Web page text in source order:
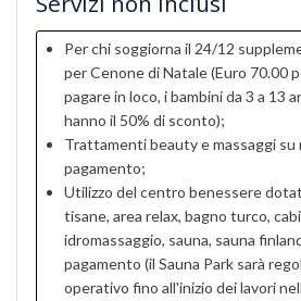
Per chi soggiorna il 24/12
per Cenone di Natale (Euro 70.00
pagare in loco, i bambini da 3 a 13
hanno il 50% di sconto);
Trattamenti beauty e massaggi su
pagamento;
Utilizzo del centro benessere
tisane, area relax, bagno turco,
idromassaggio, sauna, sauna
pagamento (il Sauna Park sarà
operativo fino all'inizio dei lavori